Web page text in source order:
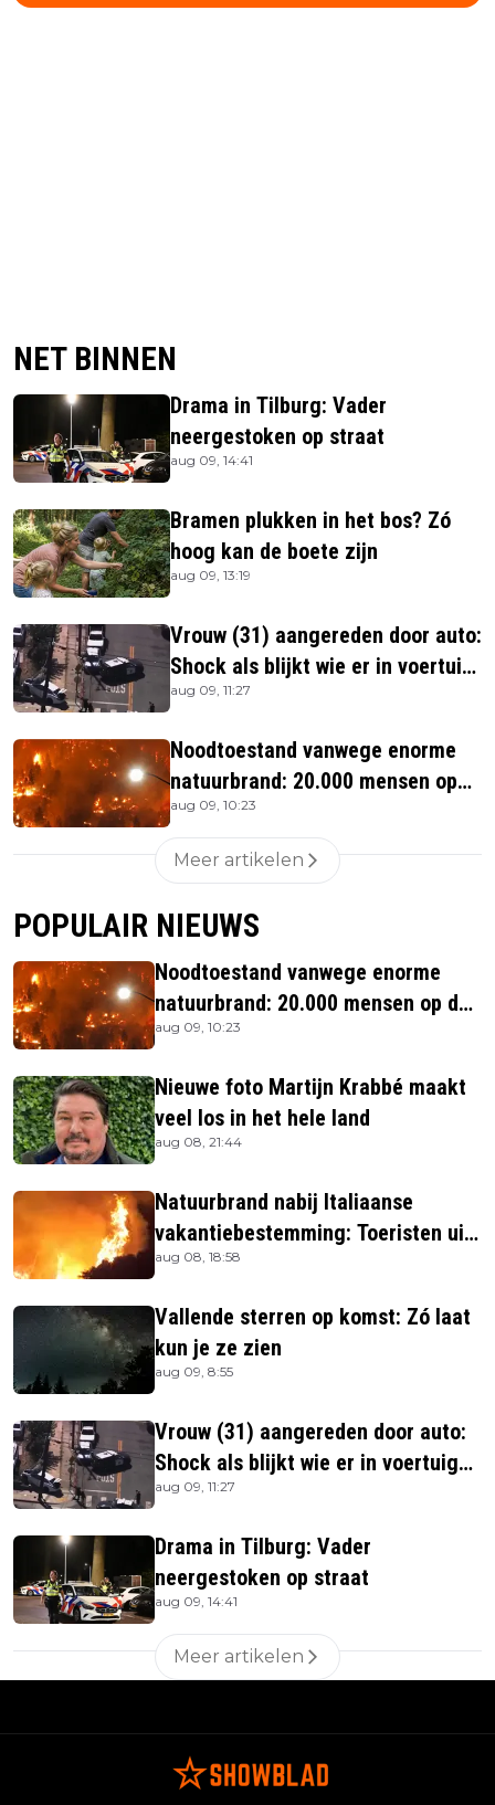
NET BINNEN
Drama in Tilburg: Vader
neergestoken op straat
aug 09, 14:41
Bramen plukken in het bos? Zó
hoog kan de boete zijn
aug 09, 13:19
Vrouw (31) aangereden door auto:
Shock als blijkt wie er in voertuig
zitten
aug 09, 11:27
Noodtoestand vanwege enorme
natuurbrand: 20.000 mensen op
de vlucht
aug 09, 10:23
Meer artikelen
POPULAIR NIEUWS
Noodtoestand vanwege enorme
natuurbrand: 20.000 mensen op de
vlucht
aug 09, 10:23
Nieuwe foto Martijn Krabbé maakt
veel los in het hele land
aug 08, 21:44
Natuurbrand nabij Italiaanse
vakantiebestemming: Toeristen uit
verblijven gehaald
aug 08, 18:58
Vallende sterren op komst: Zó laat
kun je ze zien
aug 09, 8:55
Vrouw (31) aangereden door auto:
Shock als blijkt wie er in voertuig
zitten
aug 09, 11:27
Drama in Tilburg: Vader
neergestoken op straat
aug 09, 14:41
Meer artikelen